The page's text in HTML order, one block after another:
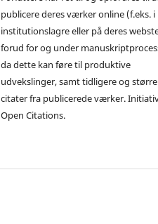
publicere deres værker online (f.eks. i
institutionslagre eller på deres
forud for og under
da dette kan føre til produktive
udvekslinger, samt tidligere og større
citater fra publicerede værker.
Open Citations.